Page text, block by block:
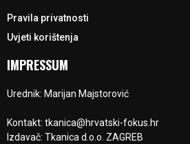
Pravila privatnosti
Uvjeti korištenja
IMPRESSUM
Urednik: Marijan Majstorović
Kontakt: tkanica@hrvatski-fokus.hr
Izdavač: Tkanica d.o.o. ZAGREB